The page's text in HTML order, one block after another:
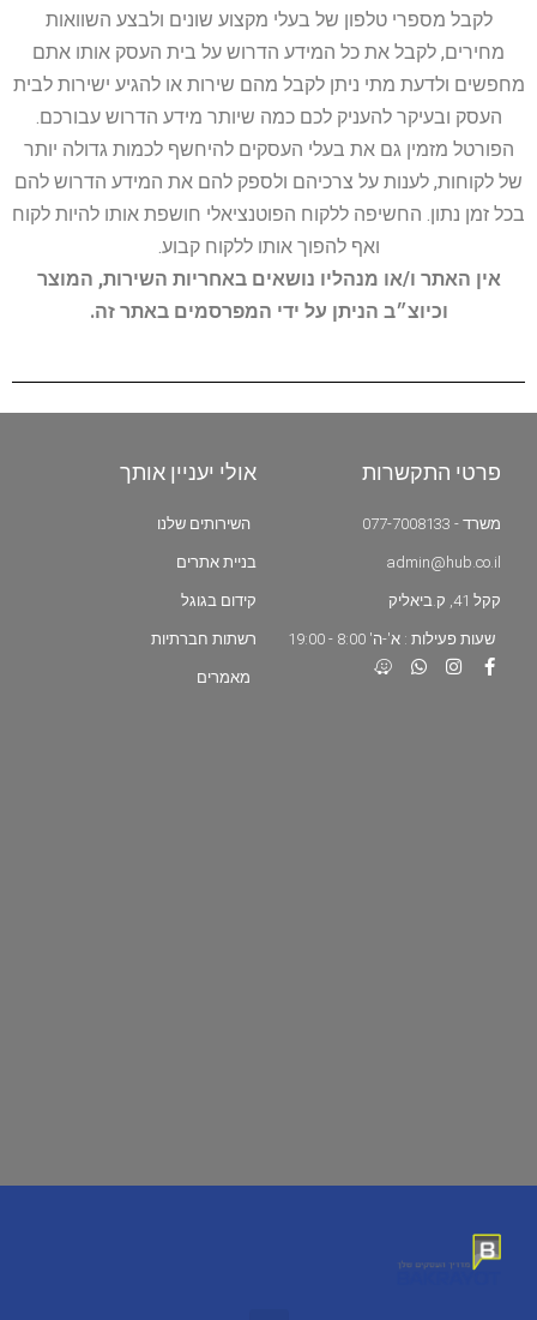
לקבל מספרי טלפון של בעלי מקצוע שונים ולבצע השוואות
מחירים, לקבל את כל המידע הדרוש על בית העסק אותו אתם
מחפשים ולדעת מתי ניתן לקבל מהם שירות או להגיע ישירות לבית
העסק ובעיקר להעניק לכם כמה שיותר מידע הדרוש עבורכם.
הפורטל מזמין גם את בעלי העסקים להיחשף לכמות גדולה יותר
של לקוחות, לענות על צרכיהם ולספק להם את המידע הדרוש להם
בכל זמן נתון. החשיפה ללקוח הפוטנציאלי חושפת אותו להיות לקוח
ואף להפוך אותו ללקוח קבוע.
אין האתר ו/או מנהליו נושאים באחריות השירות, המוצר
וכיוצ״ב הניתן על ידי המפרסמים באתר זה.
פרטי התקשרות
משרד - 077-7008133
admin@hub.co.il
קקל 41, ק.ביאליק
שעות פעילות : א'-ה' 8:00 - 19:00
אולי יעניין אותך
השירותים שלנו
בניית אתרים
קידום בגוגל
רשתות חברתיות
מאמרים